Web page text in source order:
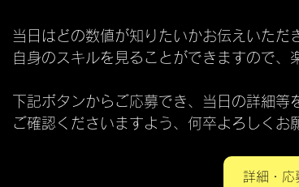
当日はどの数値が知りたいかお伝えいただ
自身のスキルを見ることができますので
下記ボタンからご応募でき、当日の詳細等
ご確認くださいますよう、何卒よろしくお
詳細・